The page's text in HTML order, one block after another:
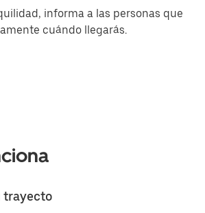
informa a las personas que
cuándo llegarás.
trayecto